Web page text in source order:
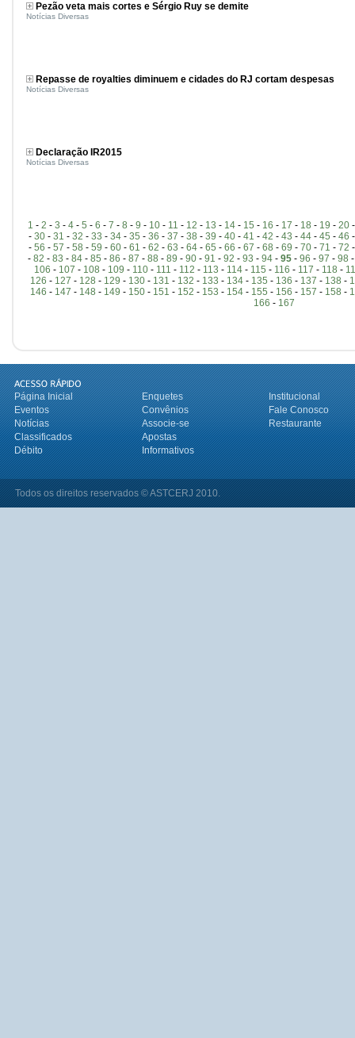
Pezão veta mais cortes e Sérgio Ruy se demite
Notícias Diversas
Repasse de royalties diminuem e cidades do RJ cortam despesas
Notícias Diversas
Declaração IR2015
Notícias Diversas
1 - 2 - 3 - 4 - 5 - 6 - 7 - 8 - 9 - 10 - 11 - 12 - 13 - 14 - 15 - 16 - 17 - 18 - 19 - 20
- 30- 31 - 32 - 33 - 34- 35 - 36 - 37 - 38 - 39 - 40- 41 - 42 - 43 - 44- 45 - 46
- 56 - 57 - 58 - 59 - 60- 61 - 62 - 63 - 64- 65 - 66 - 67 - 68 - 69 - 70- 71 - 72
- 82 - 83 - 84 - 85 - 86 - 87 - 88 - 89 - 90 - 91 - 92 - 93 - 94 - 95 - 96 - 97 - 98
106 - 107 - 108 - 109 - 110 - 111 - 112 - 113 - 114 - 115 - 116 - 117 - 118 -
126 - 127 - 128 - 129 - 130- 131 - 132 - 133 - 134- 135 - 136 - 137 - 138 -
146 - 147 - 148 - 149 - 150- 151 - 152 - 153 - 154- 155 - 156 - 157 - 158 -
166 - 167
Página Inicial Enquetes
Institucional
Eventos
Convênios
Fale Conosco
Notícias
Associe-se
Restaurante
Classificados
Apostas
Débito
Informativos
Todos os direitos reservados © ASTCERJ 2010.